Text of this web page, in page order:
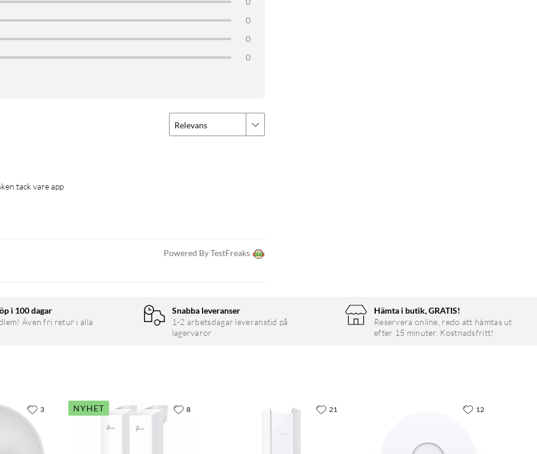
och det inbyggda åskskyddet på 6 kV ger ett grundläggande
°C, vilket gör länken lämplig för nordiskt klimat. Medföljande
för fjärrstyrning och övervakning via molnet. Stöd för SNMP,
och trafikhantering. Enheten kan också hanteras lokalt via
0
0
0
Relevans
tack vare app
Powered By TestFreaks
i 100 dagar
Även fri retur i alla
Snabba leveranser
1-2 arbetsdagar leveranstid på
lagervaror
Hämta i butik, GRATIS!
Reservera online, redo att hämtas ut
efter 15 minuter. Kostnadsfritt!
3 NYHET 8 21 12